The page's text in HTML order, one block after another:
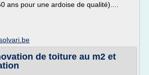
ans pour une ardoise de qualité)....
de toiture au m2 et